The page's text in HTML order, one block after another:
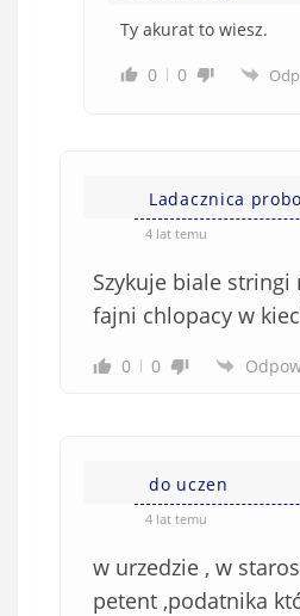
Ty akurat to wiesz.
0
0
Ladacznica
4 lat temu
Szykuje biale stringi
fajni chlopacy w
0 0
do uczen
4 lat temu
w urzedzie , w
petent ,podatnika